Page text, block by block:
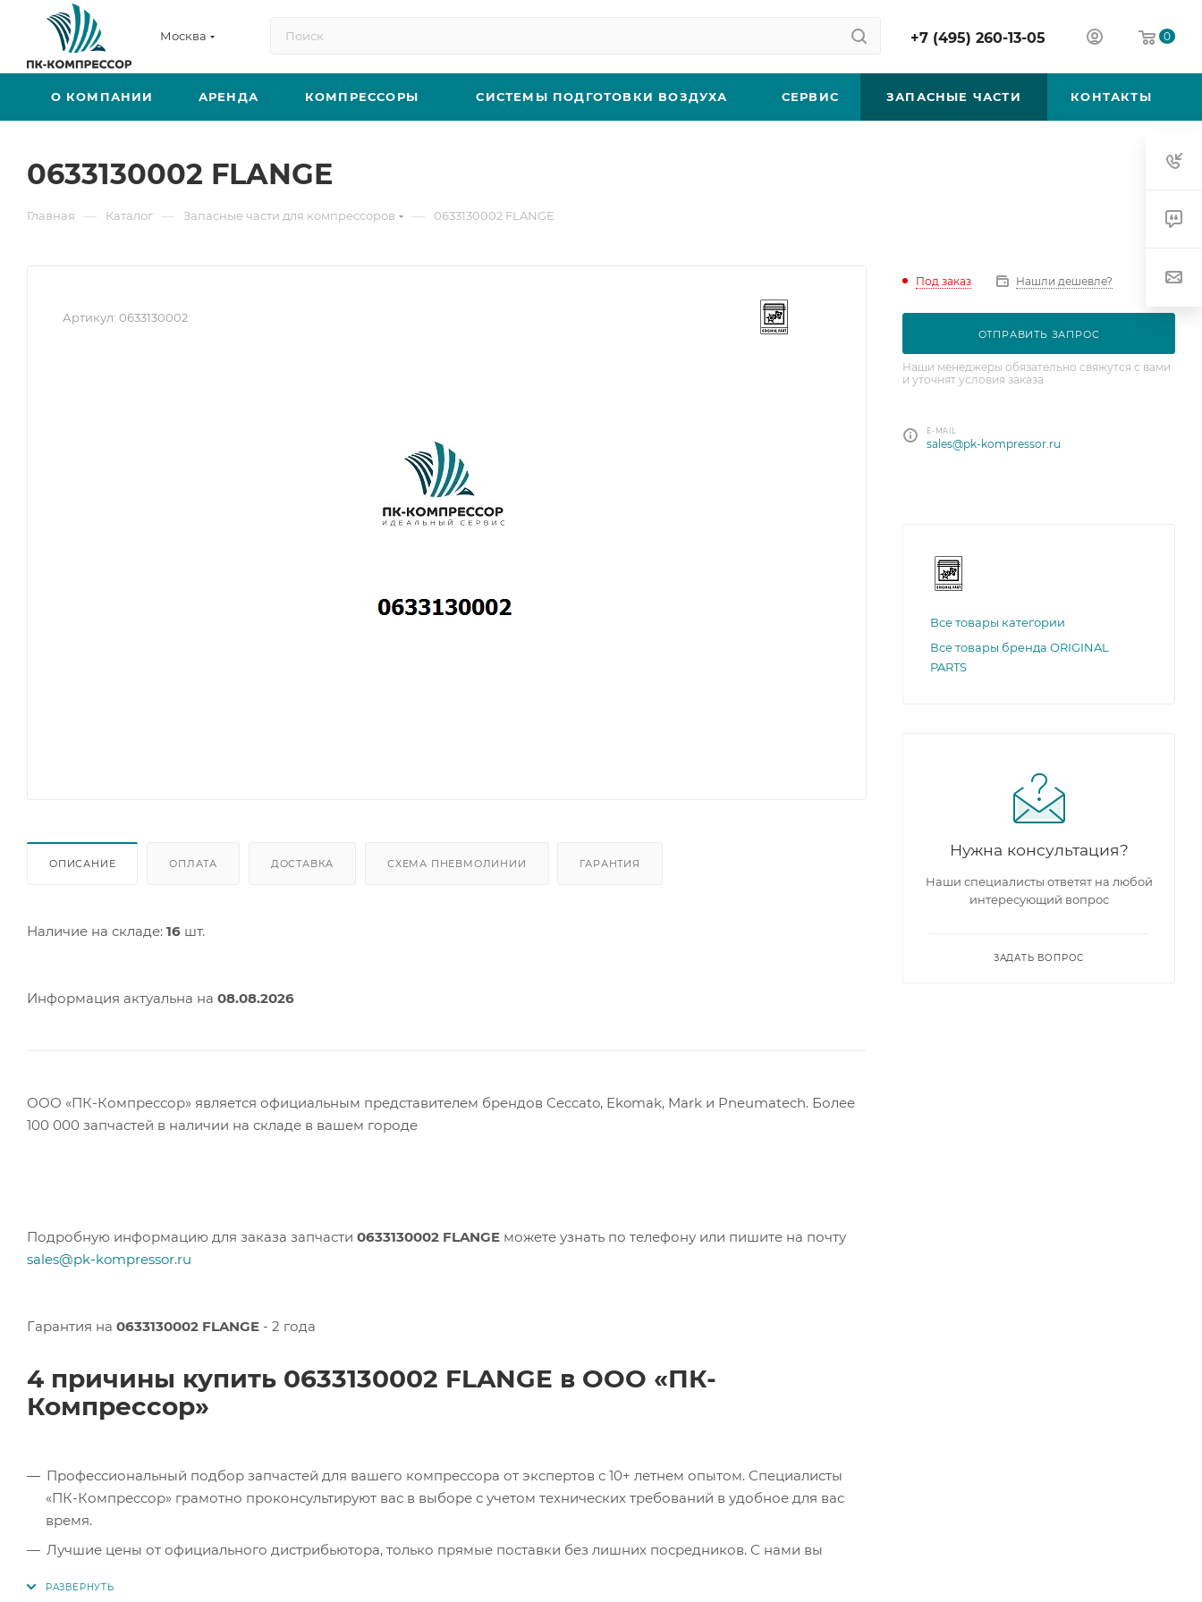
Москва +7 (495) 260-13-05 0
О КОМПАНИИ АРЕНДА КОМПРЕССОРЫ СИСТЕМЫ ПОДГОТОВКИ ВОЗДУХА СЕРВИС ЗАПАСНЫЕ ЧАСТИ КОНТАКТЫ
0633130002 FLANGE
Главная — Каталог — Запасные части для компрессоров — 0633130002 FLANGE
Артикул: 0633130002
ОПИСАНИЕ ОПЛАТА ДОСТАВКА СХЕМА ПНЕВМОЛИНИИ ГАРАНТИЯ
Наличие на складе: 16 шт.
Информация актуальна на 08.08.2026
ООО «ПК-Компрессор» является официальным представителем брендов Ceccato, Ekomak, Mark и Pneumatech. Более
100 000 запчастей в наличии на складе в вашем городе
Подробную информацию для заказа запчасти 0633130002 FLANGE можете узнать по телефону или пишите на почту
sales@pk-kompressor.ru
Гарантия на 0633130002 FLANGE - 2 года
4 причины купить 0633130002 FLANGE в ООО «ПК-
Компрессор»
Профессиональный подбор запчастей для вашего компрессора от экспертов с 10+ летнем опытом. Специалисты
«ПК-Компрессор» грамотно проконсультируют вас в выборе с учетом технических требований в удобное для вас
время.
Лучшие цены от официального дистрибьютора, только прямые поставки без лишних посредников. С нами вы
Под заказ Нашли дешевле?
ОТПРАВИТЬ ЗАПРОС
Наши менеджеры обязательно свяжутся с вами
и уточнят условия заказа
E-MAIL
sales@pk-kompressor.ru
Все товары категории
Все товары бренда ORIGINAL
PARTS
Нужна консультация?
Наши специалисты ответят на любой
интересующий вопрос
ЗАДАТЬ ВОПРОС